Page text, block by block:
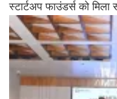
स्टार्टअप फाउंडर्स को